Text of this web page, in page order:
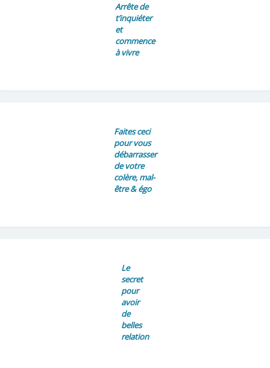
Arrête de
t’inquiéter
et
commence
à vivre
Faites ceci
pour vous
débarrasser
de votre
colère, mal-
être & égo
Le
secret
pour
avoir
de
belles
relation